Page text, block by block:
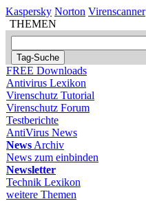
Kaspersky Norton Virenscanner
THEMEN
FREE Downloads
Antivirus Lexikon
Virenschutz Tutorial
Virenschutz Forum
Testberichte
AntiVirus News
News Archiv
News zum einbinden
Newsletter
Technik Lexikon
weitere Themen